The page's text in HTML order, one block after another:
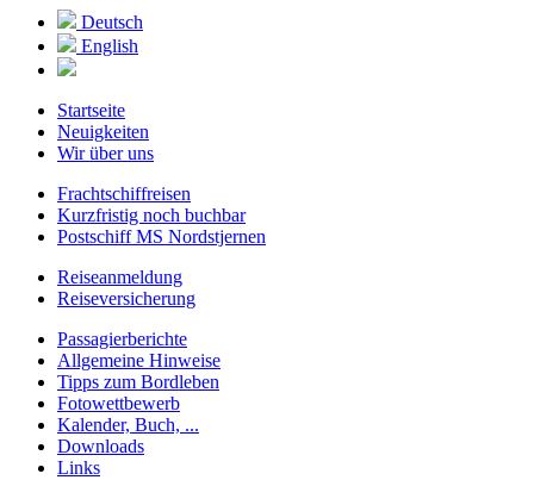
Deutsch
English
Startseite
Neuigkeiten
Wir über uns
Frachtschiffreisen
Kurzfristig noch buchbar
Postschiff MS Nordstjernen
Reiseanmeldung
Reiseversicherung
Passagierberichte
Allgemeine Hinweise
Tipps zum Bordleben
Fotowettbewerb
Kalender, Buch, ...
Downloads
Links